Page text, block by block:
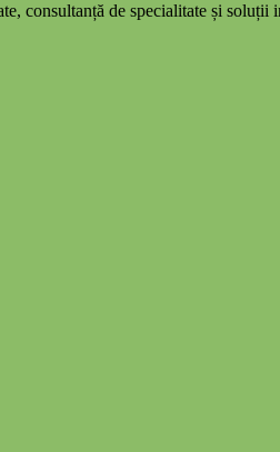
consultanță de specialitate și soluții